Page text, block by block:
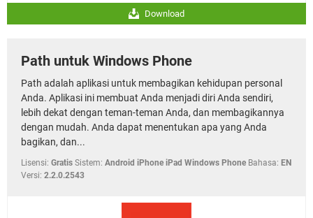
Download
Path untuk Windows Phone
Path adalah aplikasi untuk membagikan kehidupan personal
Anda. Aplikasi ini membuat Anda menjadi diri Anda sendiri,
lebih dekat dengan teman-teman Anda, dan membagikannya
dengan mudah. Anda dapat menentukan apa yang Anda
bagikan, dan...
Lisensi: Gratis Sistem: Android iPhone iPad Windows Phone Bahasa: EN
Versi: 2.2.0.2543